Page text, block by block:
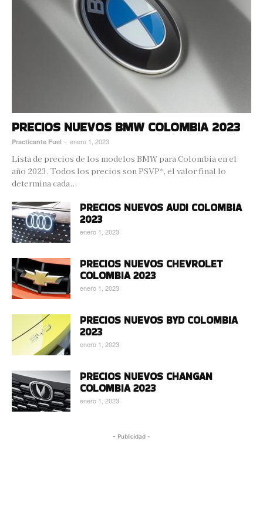
PRECIOS NUEVOS BMW COLOMBIA 2023
Practicante Fuel - enero 1, 2023
Lista de precios de los modelos BMW para Colombia en el
año 2023. Todos los precios son PSVP*, el valor final lo
determina cada...
PRECIOS NUEVOS AUDI COLOMBIA
2023
enero 1, 2023
PRECIOS NUEVOS CHEVROLET
COLOMBIA 2023
enero 1, 2023
PRECIOS NUEVOS BYD COLOMBIA
2023
enero 1, 2023
PRECIOS NUEVOS CHANGAN
COLOMBIA 2023
enero 1, 2023
- Publicidad -